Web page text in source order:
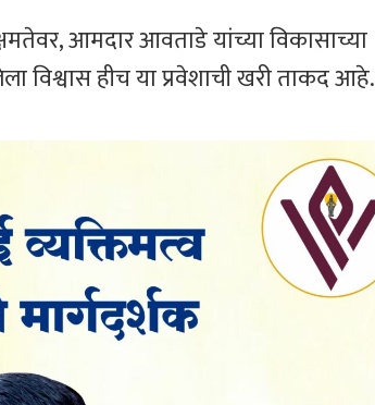
आमदार आवताडे यांच्या विकासाच्या
हीच या प्रवेशाची खरी ताकद आहे.